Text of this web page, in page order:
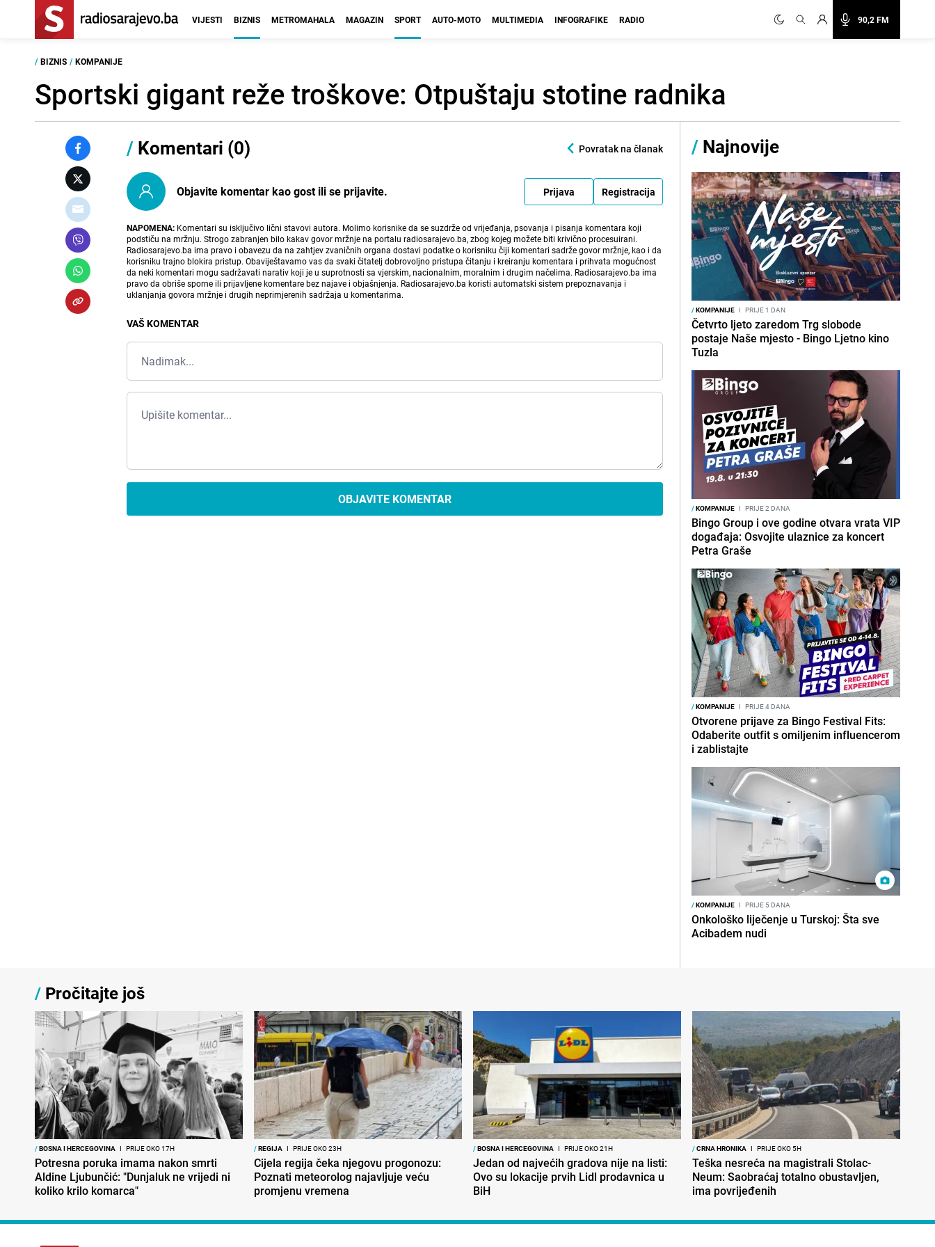
90,2 FM
VIJESTI BIZNIS METROMAHALA MAGAZIN SPORT AUTO-MOTO MULTIMEDIA INFOGRAFIKE RADIO
/ BIZNIS / KOMPANIJE
Sportski gigant reže troškove: Otpuštaju stotine radnika
/ Komentari (0) Povratak na članak
Objavite komentar kao gost ili se prijavite. Prijava Registracija
NAPOMENA: Komentari su isključivo lični stavovi autora. Molimo korisnike da se suzdrže od vrijeđanja, psovanja i pisanja komentara koji
podstiču na mržnju. Strogo zabranjen bilo kakav govor mržnje na portalu radiosarajevo.ba, zbog kojeg možete biti krivično procesuirani.
Radiosarajevo.ba ima pravo i obavezu da na zahtjev zvaničnih organa dostavi podatke o korisniku čiji komentari sadrže govor mržnje, kao i da
korisniku trajno blokira pristup. Obaviještavamo vas da svaki čitatelj dobrovoljno pristupa čitanju i kreiranju komentara i prihvata mogućnost
da neki komentari mogu sadržavati narativ koji je u suprotnosti sa vjerskim, nacionalnim, moralnim i drugim načelima. Radiosarajevo.ba ima
pravo da obriše sporne ili prijavljene komentare bez najave i objašnjenja. Radiosarajevo.ba koristi automatski sistem prepoznavanja i
uklanjanja govora mržnje i drugih neprimjerenih sadržaja u komentarima.
VAŠ KOMENTAR
OBJAVITE KOMENTAR
/ Najnovije
/KOMPANIJE I PRIJE 1 DAN
Četvrto ljeto zaredom Trg slobode
postaje Naše mjesto - Bingo Ljetno kino
Tuzla
/KOMPANIJE I PRIJE 2 DANA
Bingo Group i ove godine otvara vrata VIP
događaja: Osvojite ulaznice za koncert
Petra Graše
/KOMPANIJE I PRIJE 4 DANA
Otvorene prijave za Bingo Festival Fits:
Odaberite outfit s omiljenim influencerom
i zablistajte
/KOMPANIJE I PRIJE 5 DANA
Onkološko liječenje u Turskoj: Šta sve
Acibadem nudi
/ Pročitajte još
/BOSNA I HERCEGOVINA I PRIJE OKO 17H
Potresna poruka imama nakon smrti
Aldine Ljubunčić: "Dunjaluk ne vrijedi ni
koliko krilo komarca"
/REGIJA I PRIJE OKO 23H
Cijela regija čeka njegovu progonozu:
Poznati meteorolog najavljuje veću
promjenu vremena
/BOSNA I HERCEGOVINA I PRIJE OKO 21H
Jedan od najvećih gradova nije na listi:
Ovo su lokacije prvih Lidl prodavnica u
BiH
/CRNA HRONIKA I PRIJE OKO 5H
Teška nesreća na magistrali Stolac-
Neum: Saobraćaj totalno obustavljen,
ima povrijeđenih